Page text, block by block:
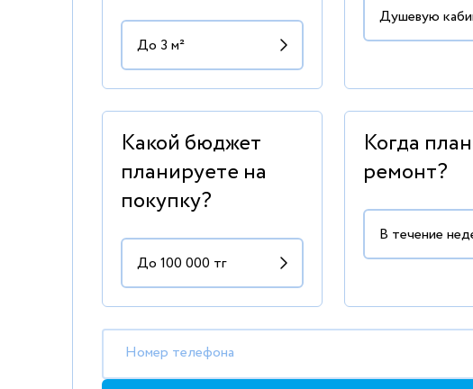
Какой бюджет
планируете на
покупку?
Когда
ремонт?
Номер телефона